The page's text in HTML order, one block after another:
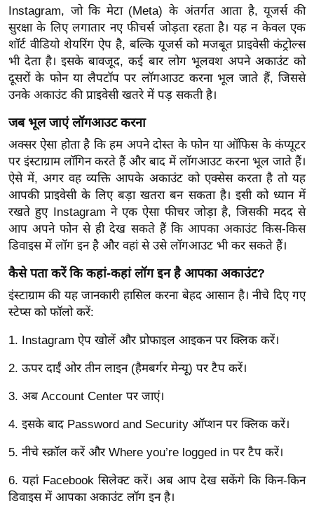
श
ख्सि
य
त
यं
इं
डि
या
सा
हि
त्य
ज
त
ऑ
टो
व
न्यू
ज
फ
म
रं
ज
Instagram, जो कि मेटा (Meta) के अंतर्गत आता है, यूजर्स की
सुरक्षा के लिए लगातार नए फीचर्स जोड़ता रहता है। यह न केवल एक
शॉर्ट वीडियो शेयरिंग ऐप है, बल्कि यूजर्स को मजबूत प्राइवेसी कंट्रोल्स
भी देता है। इसके बावजूद, कई बार लोग भूलवश अपने अकाउंट को
दूसरों के फोन या लैपटॉप पर लॉगआउट करना भूल जाते हैं, जिससे
उनके अकाउंट की प्राइवेसी खतरे में पड़ सकती है।
जब भूल जाएं लॉगआउट करना
अक्सर ऐसा होता है कि हम अपने दोस्त के फोन या ऑफिस के कंप्यूटर
पर इंस्टाग्राम लॉगिन करते हैं और बाद में लॉगआउट करना भूल जाते हैं।
ऐसे में, अगर वह व्यक्ति आपके अकाउंट को एक्सेस करता है तो यह
आपकी प्राइवेसी के लिए बड़ा खतरा बन सकता है। इसी को ध्यान में
रखते हुए Instagram ने एक ऐसा फीचर जोड़ा है, जिसकी मदद से
आप अपने फोन से ही देख सकते हैं कि आपका अकाउंट किस-किस
डिवाइस में लॉग इन है और वहां से उसे लॉगआउट भी कर सकते हैं।
कैसे पता करें कि कहां-कहां लॉग इन है आपका अकाउंट?
इंस्टाग्राम की यह जानकारी हासिल करना बेहद आसान है। नीचे दिए गए
स्टेप्स को फॉलो करें:
1. Instagram ऐप खोलें और प्रोफाइल आइकन पर क्लिक करें।
2. ऊपर दाईं ओर तीन लाइन (हैमबर्गर मेन्यू) पर टैप करें।
3. अब Account Center पर जाएं।
4. इसके बाद Password and Security ऑप्शन पर क्लिक करें।
5. नीचे स्क्रॉल करें और Where you’re logged in पर टैप करें।
6. यहां Facebook सिलेक्ट करें। अब आप देख सकेंगे कि किन-किन
डिवाइस में आपका अकाउंट लॉग इन है।